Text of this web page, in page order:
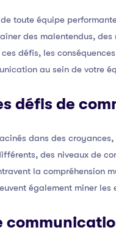
toute équipe
des malentendus,
défis, les
au sein de votre
défis de
dans des
des niveaux de
la compréhension
également miner